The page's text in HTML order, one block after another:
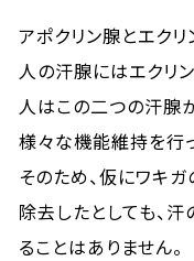
アポクリン腺とエクリ
人の汗腺にはエクリ
人はこの二つの汗腺
様々な機能維持を行
そのため、仮にワキ
除去したとしても、
ることはありません。